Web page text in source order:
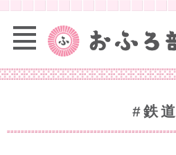
#鉄道